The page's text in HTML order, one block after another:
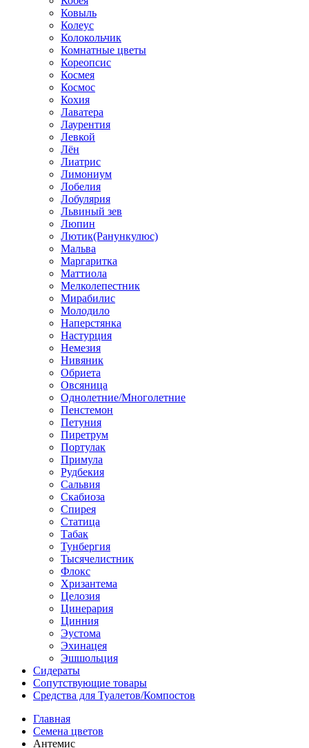
Ковыль
Колеус
Колокольчик
Комнатные цветы
Кореопсис
Космея
Космос
Кохия
Лаватера
Лаурентия
Левкой
Лён
Лиатрис
Лимониум
Лобелия
Лобулярия
Львиный зев
Люпин
Лютик(Ранункулюс)
Мальва
Маргаритка
Маттиола
Мелколепестник
Мирабилис
Молодило
Наперстянка
Настурция
Немезия
Нивяник
Обриета
Овсяница
Однолетние/Многолетние
Пенстемон
Петуния
Пиретрум
Портулак
Примула
Рудбекия
Сальвия
Скабиоза
Спирея
Статица
Табак
Тунбергия
Тысячелистник
Флокс
Хризантема
Целозия
Цинерария
Цинния
Эустома
Эхинацея
Эшшольция
Сидераты
Сопутствующие товары
Средства для Туалетов/Компостов
Главная
Семена цветов
Антемис